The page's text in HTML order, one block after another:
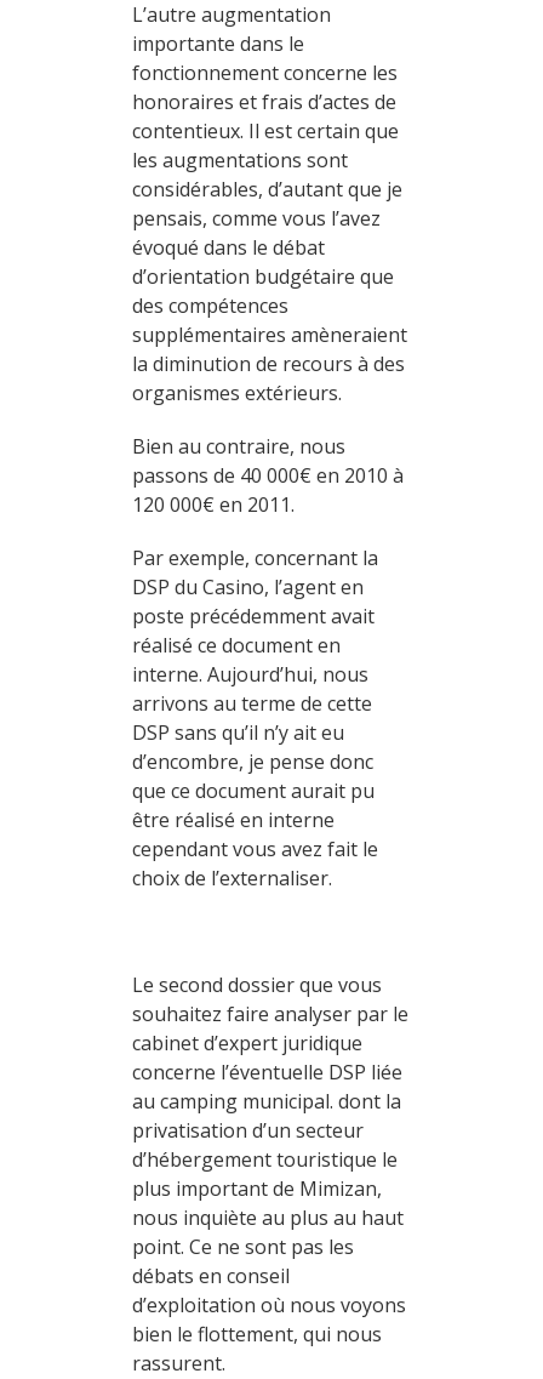
L’autre augmentation
importante dans le
fonctionnement concerne les
honoraires et frais d’actes de
contentieux. Il est certain que
les augmentations sont
considérables, d’autant que je
pensais, comme vous l’avez
évoqué dans le débat
d’orientation budgétaire que
des compétences
supplémentaires amèneraient
la diminution de recours à des
organismes extérieurs.
Bien au contraire, nous
passons de 40 000€ en 2010 à
120 000€ en 2011.
Par exemple, concernant la
DSP du Casino, l’agent en
poste précédemment avait
réalisé ce document en
interne. Aujourd’hui, nous
arrivons au terme de cette
DSP sans qu’il n’y ait eu
d’encombre, je pense donc
que ce document aurait pu
être réalisé en interne
cependant vous avez fait le
choix de l’externaliser.
Le second dossier que vous
souhaitez faire analyser par le
cabinet d’expert juridique
concerne l’éventuelle DSP liée
au camping municipal. dont la
privatisation d’un secteur
d’hébergement touristique le
plus important de Mimizan,
nous inquiète au plus au haut
point. Ce ne sont pas les
débats en conseil
d’exploitation où nous voyons
bien le flottement, qui nous
rassurent.